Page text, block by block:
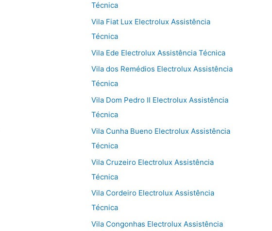
Técnica
Vila Fiat Lux Electrolux Assistência
Técnica
Vila Ede Electrolux Assistência Técnica
Vila dos Remédios Electrolux Assistência
Técnica
Vila Dom Pedro II Electrolux Assistência
Técnica
Vila Cunha Bueno Electrolux Assistência
Técnica
Vila Cruzeiro Electrolux Assistência
Técnica
Vila Cordeiro Electrolux Assistência
Técnica
Vila Congonhas Electrolux Assistência